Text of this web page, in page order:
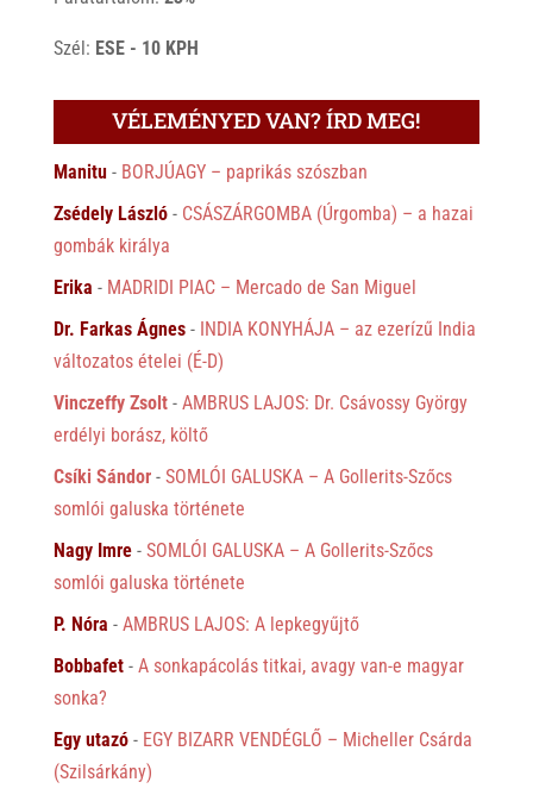
Szél: ESE - 10 KPH
VÉLEMÉNYED VAN? ÍRD MEG!
Manitu- BORJÚAGY – paprikás szószban
Zsédely László- CSÁSZÁRGOMBA (Úrgomba) – a hazai
gombák királya
Erika - MADRIDI PIAC – Mercado de San Miguel
Dr. Farkas Ágnes- INDIA KONYHÁJA – az ezerízű India
változatos ételei (É-D)
Vinczeffy Zsolt- AMBRUS LAJOS: Dr. Csávossy György
erdélyi borász, költő
Csíki Sándor- SOMLÓI GALUSKA – A Gollerits-Szőcs
somlói galuska története
Nagy Imre- SOMLÓI GALUSKA – A Gollerits-Szőcs
somlói galuska története
P. Nóra - AMBRUS LAJOS: A lepkegyűjtő
Bobbafet- A sonkapácolás titkai, avagy van-e magyar
sonka?
Egy utazó- EGY BIZARR VENDÉGLŐ – Micheller Csárda
(Szilsárkány)